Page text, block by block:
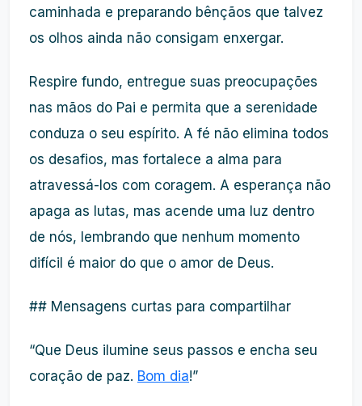
caminhada e preparando bênçãos que talvez
os olhos ainda não consigam enxergar.
Respire fundo, entregue suas preocupações
nas mãos do Pai e permita que a serenidade
conduza o seu espírito. A fé não elimina todos
os desafios, mas fortalece a alma para
atravessá-los com coragem. A esperança não
apaga as lutas, mas acende uma luz dentro
de nós, lembrando que nenhum momento
difícil é maior do que o amor de Deus.
## Mensagens curtas para compartilhar
“Que Deus ilumine seus passos e encha seu
coração de paz. Bom dia!”